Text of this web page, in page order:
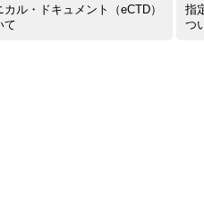
ル・ドキュメント（eCTD）
て
指
つ